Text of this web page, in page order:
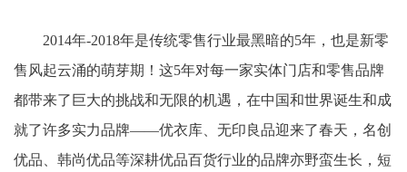
2014年-2018年是传统零售行业最黑暗的5年，也是新零
售风起云涌的萌芽期！这5年对每一家实体门店和零售品牌
都带来了巨大的挑战和无限的机遇，在中国和世界诞生和成
就了许多实力品牌——优衣库、无印良品迎来了春天，名创
优品、韩尚优品等深耕优品百货行业的品牌亦野蛮生长，短